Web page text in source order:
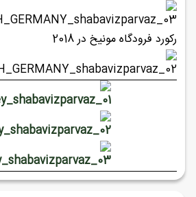
رکورد فرودگاه مونیخ در 2018